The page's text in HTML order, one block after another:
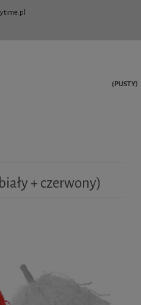
(PUSTY)
+ czerwony)